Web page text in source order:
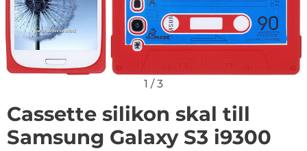
1 /3
Cassette silikon skal till
Samsung Galaxy S3 i9300